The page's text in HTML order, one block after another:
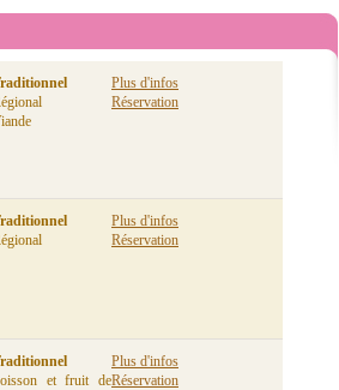
Plus d'infos
Réservation
Plus d'infos
Réservation
et fruit de
Plus d'infos
Réservation